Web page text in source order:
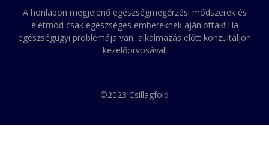
A honlapon megjelenő egészségmegőrzési módszerek és
életmód csak egészséges embereknek ajánlottak! Ha
egészségügyi problémája van, alkalmazás előtt konzultáljon
kezelőorvosával!
©2023 Csillagföld